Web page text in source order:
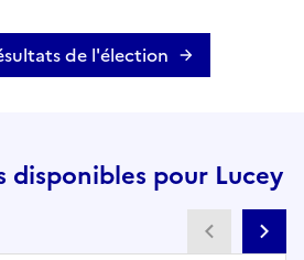
de l'élection
disponibles pour Lucey